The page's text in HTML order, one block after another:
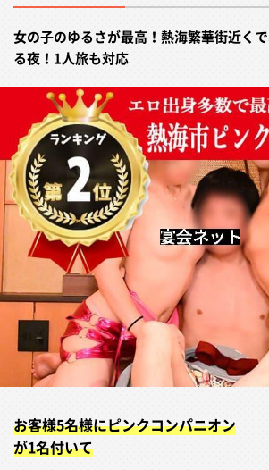
女の子のゆるさが最高！熱海繁華街近く
る夜！1人旅も対応
お客様5名様にピンクコンパニオン
が1名付いて